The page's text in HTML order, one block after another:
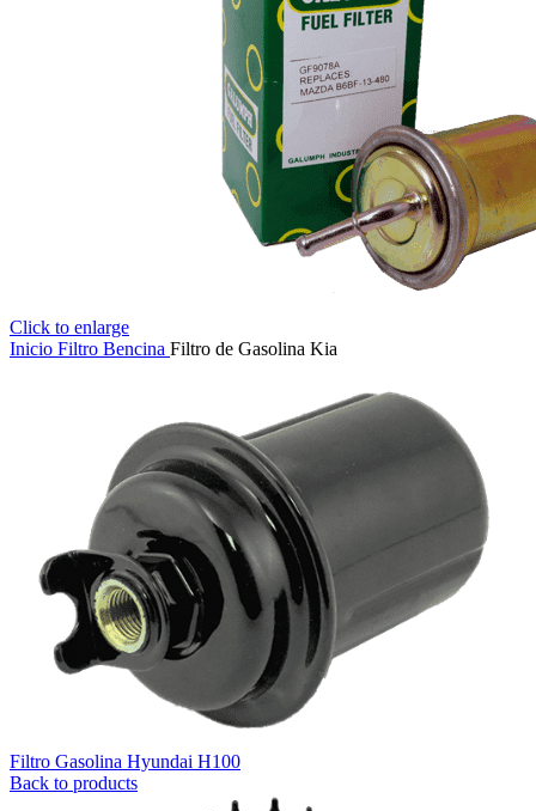
Click to enlarge
Inicio Filtro Bencina Filtro de Gasolina Kia
Filtro Gasolina Hyundai H100
Back to products